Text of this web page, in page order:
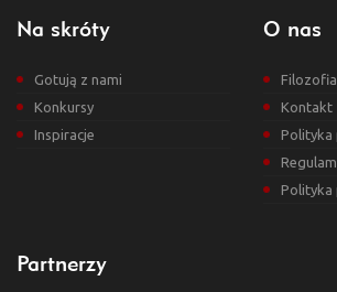
Na skróty
Gotują z nami
Konkursy
Inspiracje
O nas
Kontakt
Polityka
Polityka
Partnerzy